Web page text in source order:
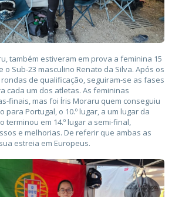
também estiveram em prova a feminina 15
o Sub-23 masculino Renato da Silva. Após os
de qualificação, seguiram-se as fases
cada um dos atletas. As femininas
finais, mas foi Íris Moraru quem conseguiu
para Portugal, o 10.º lugar, a um lugar da
terminou em 14.º lugar a semi-final,
e melhorias. De referir que ambas as
estreia em Europeus.